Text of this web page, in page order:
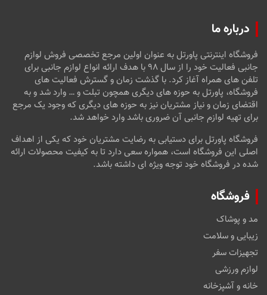
درباره ما
فروشگاه اینترنتی پاورتل به عنوان اولین مرجع تخصصی فروش لوازم
جانبی فعالیت خود را از سال ۹۸ با هدف ارائه انواع لوازم جانبی برای
تلفن های همراه آغاز کرد. با گذشت زمان و گسترش فعالیت های
فروشگاه، پاورتل به حوزه های دیگری همچون تبلت و … وارد شد و به
اقتضای زمان و نیاز مشتریان نیز به حوزه های دیگری که وجود یک مرجع
برای تهیه لوازم جانبی آن ضروری باشد وارد خواهد شد.
فروشگاه پاورتل برای دستیابی به رضایت مشتریان خود که یکی از اهداف
اصلی این فروشگاه است، همواره سعی دارد تا به کیفیت محصولات ارائه
شده در فروشگاه خود توجه ویژه ای داشته باشد.
فروشگاه
مد و پوشاک
زیبایی و سلامت
تجهیزات سفر
لوازم ورزشی
خانه و آشپزخانه